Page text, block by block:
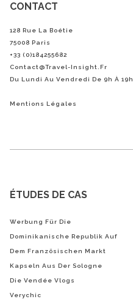
CONTACT
128 Rue La Boétie
75008 Paris
+33 (0)184255682
Contact@Travel-Insight.fr
Du Lundi Au Vendredi De 9h À 19h
Mentions Légales
ÉTUDES DE CAS
Werbung Für Die
Dominikanische Republik Auf
Dem Französischen Markt
Kapseln Aus Der Sologne
Die Vendée Vlogs
Verychic